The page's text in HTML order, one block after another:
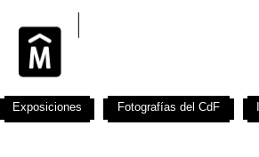
Exposiciones Fotografías del CdF